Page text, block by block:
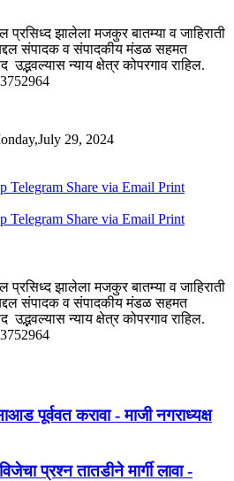
झालेला मजकुर बातम्या व जाहिराती
संपादक व संपादकीय मंडळ सहमत
न्याय क्षेत्र कोपरगाव राहिल.
29, 2024
Telegram Share via Email Print
Telegram Share via Email Print
झालेला मजकुर बातम्या व जाहिराती
संपादक व संपादकीय मंडळ सहमत
न्याय क्षेत्र कोपरगाव राहिल.
पूर्ववत करावा - माजी नगराध्यक्ष
प्रश्न तातडीने मार्गी लावा -